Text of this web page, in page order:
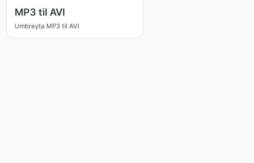
MP3 til AVI
Umbreyta MP3 til AVI